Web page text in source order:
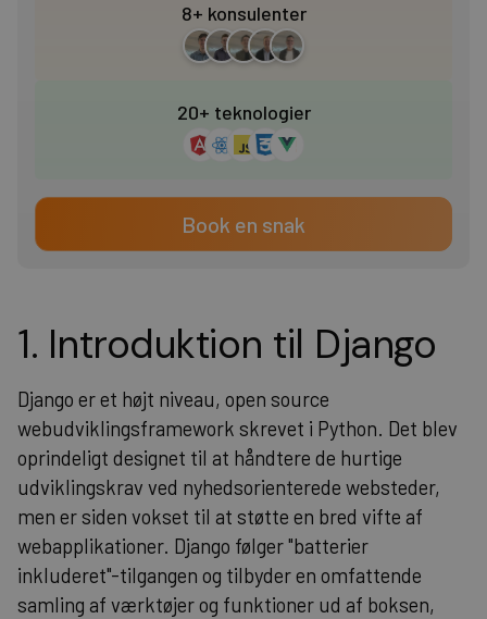
1. Introduktion til Django
Django er et højt niveau, open source
webudviklingsframework skrevet i Python. Det blev
oprindeligt designet til at håndtere de hurtige
udviklingskrav ved nyhedsorienterede websteder,
men er siden vokset til at støtte en bred vifte af
webapplikationer. Django følger "batterier
inkluderet"-tilgangen og tilbyder en omfattende
samling af værktøjer og funktioner ud af boksen,
Heading 6
8+ konsulenter
20+ teknologier
Book en snak